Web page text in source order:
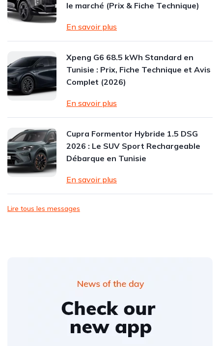
le marché (Prix & Fiche Technique)
En savoir plus
Xpeng G6 68.5 kWh Standard en
Tunisie : Prix, Fiche Technique et Avis
Complet (2026)
En savoir plus
Cupra Formentor Hybride 1.5 DSG
2026 : Le SUV Sport Rechargeable
Débarque en Tunisie
En savoir plus
Lire tous les messages